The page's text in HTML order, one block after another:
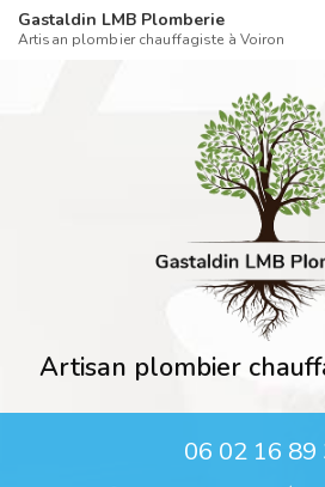
Gastaldin LMB Plomberie
Artisan plombier chauffagiste à Voiron
Artisan plombier
06 02 16 89